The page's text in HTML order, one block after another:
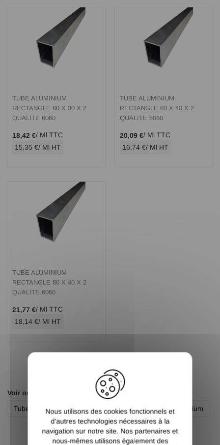
TUBE ALUMINIUM
RECTANGLE 60 X 30 X 2
QUALITE 6060
18,42 €/ Ml TTC
15,35 €/ Ml HT
TUBE ALUMINIUM
RECTANGLE 60 X 40 X 2
QUALITE 6060
20,09 €/ Ml TTC
16,74 €/ Ml HT
TUBE ALUMINIUM
RECTANGLE 80 X 40 X 2
QUALITE 6060
21,77 €/ Ml TTC
18,14 €/ Ml HT
Voir nos autres pages :
Tube carré creux aluminium
Tube rond creux aluminium
Nous utilisons des cookies fonctionnels et
d’autres technologies nécessaires à la
navigation sur notre site. Nos partenaires et
nous-mêmes utilisons également des